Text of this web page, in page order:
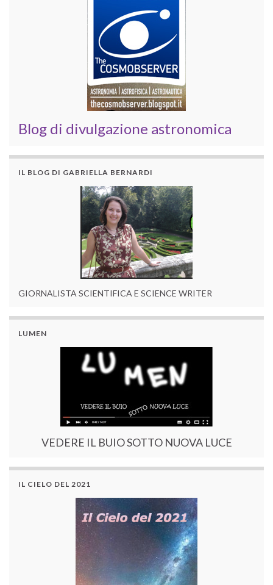
Blog di divulgazione astronomica
IL BLOG DI GABRIELLA BERNARDI
GIORNALISTA SCIENTIFICA E SCIENCE WRITER
LUMEN
VEDERE IL BUIO SOTTO NUOVA LUCE
IL CIELO DEL 2021